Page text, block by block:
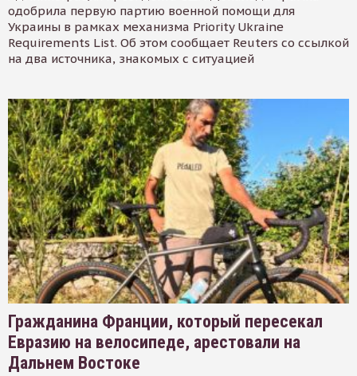
одобрила первую партию военной помощи для
Украины в рамках механизма Priority Ukraine
Requirements List. Об этом сообщает Reuters со ссылкой
на два источника, знакомых с ситуацией
Гражданина Франции, который пересекал
Евразию на велосипеде, арестовали на
Дальнем Востоке